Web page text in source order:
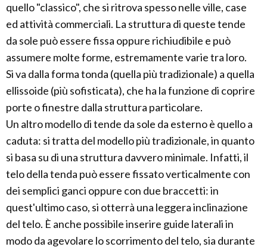
quello "classico", che si ritrova spesso nelle ville, case
ed attività commerciali. La struttura di queste tende
da sole può essere fissa oppure richiudibile e può
assumere molte forme, estremamente varie tra loro.
Si va dalla forma tonda (quella più tradizionale) a quella
ellissoide (più sofisticata), che ha la funzione di coprire
porte o finestre dalla struttura particolare.
Un altro modello di tende da sole da esterno è quello a
caduta: si tratta del modello più tradizionale, in quanto
si basa su di una struttura davvero minimale. Infatti, il
telo della tenda può essere fissato verticalmente con
dei semplici ganci oppure con due braccetti: in
quest'ultimo caso, si otterrà una leggera inclinazione
del telo. È anche possibile inserire guide laterali in
modo da agevolare lo scorrimento del telo, sia durante